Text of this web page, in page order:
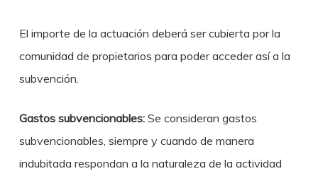
El importe de la actuación deberá ser cubierta por la
comunidad de propietarios para poder acceder así a la
subvención.
Gastos subvencionables:Se consideran gastos
subvencionables, siempre y cuando de manera
indubitada respondan a la naturaleza de la actividad